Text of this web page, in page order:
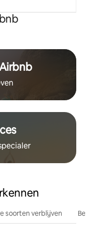
soorten verblijven